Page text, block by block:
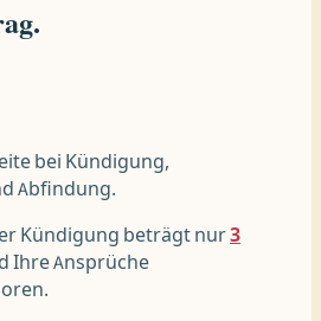
bei Kündigung,
Abfindung.
Kündigung beträgt nur3
Ihre Ansprüche